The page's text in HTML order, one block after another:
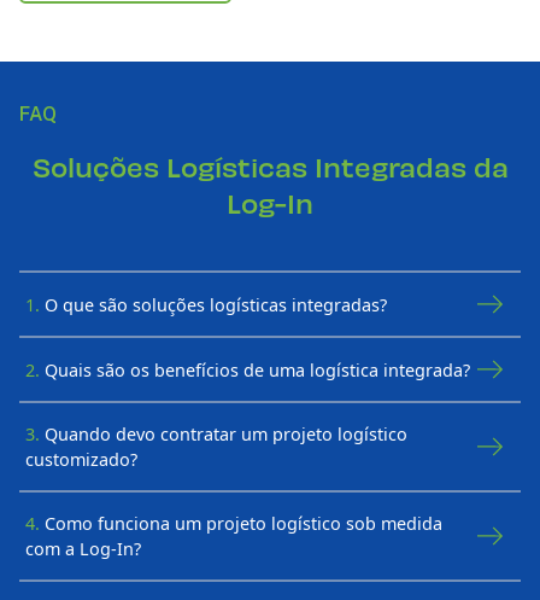
FAQ
Soluções Logísticas Integradas da
Log-In
1. O que são soluções logísticas integradas?
2. Quais são os benefícios de uma logística integrada?
3. Quando devo contratar um projeto logístico
customizado?
4. Como funciona um projeto logístico sob medida
com a Log-In?